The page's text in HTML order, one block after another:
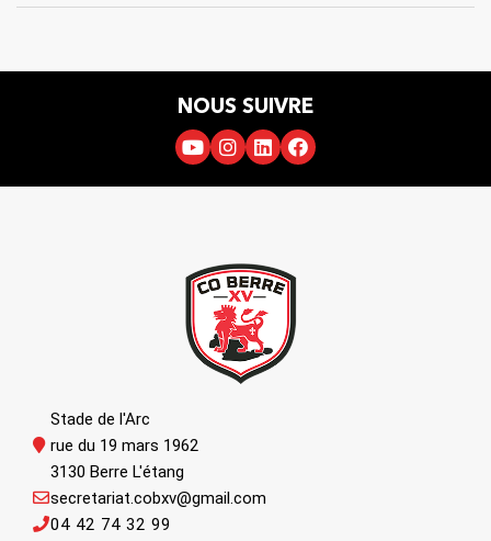
NOUS SUIVRE
Stade de l'Arc
rue du 19 mars 1962
3130 Berre L'étang
04 42 74 32 99
secretariat.cobxv@gmail.com